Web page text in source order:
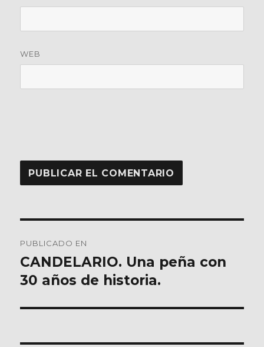
WEB
de
entradas
PUBLICADO EN
CANDELARIO. Una peña con
30 años de historia.